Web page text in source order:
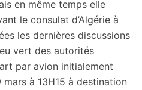
en même temps elle
le consulat d’Algérie à
les dernières discussions
vert des autorités
par avion initialement
à 13H15 à destination